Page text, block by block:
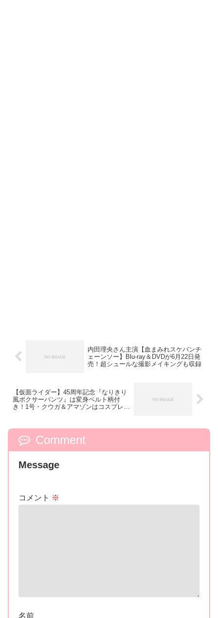
内田理央さん主演【血まみれスケバンチ
ェーンソー】Blu-ray＆DVDが6月22日発
売！超シュールな撮影メイキングも収録
【仮面ライダー】45周年記念『なりきり
風ボクサーパンツ』は変身ベルト柄付
き！1号・クウガ＆アマゾンはコスプレ度
Comment
Message
コメント ※
名前